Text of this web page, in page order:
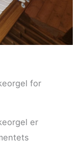
for
er